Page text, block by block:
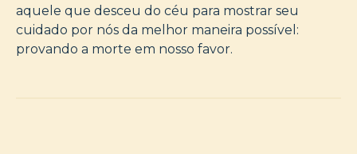
aquele que desceu do céu para mostrar seu
cuidado por nós da melhor maneira possível:
provando a morte em nosso favor.